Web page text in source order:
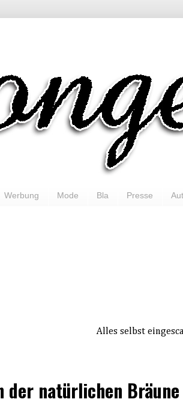
Werbung Mode Bla Presse
Alles selbst
der natürlichen Bräune